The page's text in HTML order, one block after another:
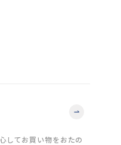
してお買い物をおたの